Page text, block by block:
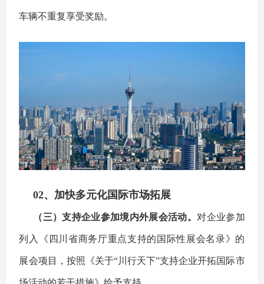
车辆不重复享受奖励。
02、加快多元化国际市场拓展
（三）支持企业参加境内外展会活动。对企业参加
列入《四川省商务厅重点支持的国际性展会名录》的
展会项目，按照《关于“川行天下”支持企业开拓国际市